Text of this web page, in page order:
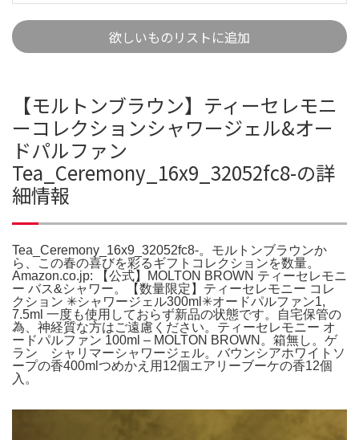
欲しいものリストに追加
【モルトンブラウン】ティーセレモニ
ーコレクションシャワージェル&オー
ドパルファン
Tea_Ceremony_16x9_32052fc8-の詳
細情報
Tea_Ceremony_16x9_32052fc8-。モルトンブラウンか
ら、この春の喜びを彩るギフトコレクションを数量。
Amazon.co.jp: 【公式】MOLTON BROWN ティーセレモニ
ー バス&シャワー。【数量限定】ティーセレモニー コレ
クション ✳︎シャワージェル300ml✳︎オードパルファン1,
7.5ml 一度も使用しておらず新品の状態です。自宅保管の
為、神経質な方はご遠慮ください。ティーセレモニー オ
ードパルファン 100ml – MOLTON BROWN。箱無し。ゲ
ラン シャリマーシャワージェル。バウンシアホワイトソ
ープの香400mlつめかえ用12個エアリーブーケの香12個
入。